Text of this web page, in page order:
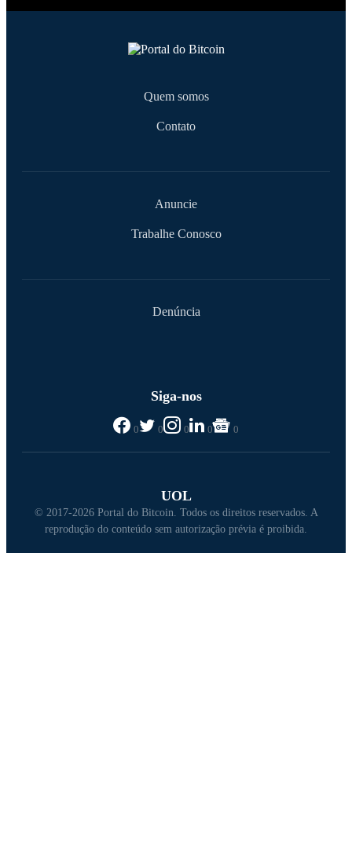
Quem somos
Contato
Anuncie
Trabalhe Conosco
Denúncia
Siga-nos
0 0 0 0 0
UOL
© 2017-2026 Portal do Bitcoin. Todos os direitos reservados. A
reprodução do conteúdo sem autorização prévia é proibida.